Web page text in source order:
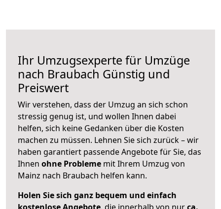
Ihr Umzugsexperte für Umzüge
nach Braubach Günstig und
Preiswert
Wir verstehen, dass der Umzug an sich schon
stressig genug ist, und wollen Ihnen dabei
helfen, sich keine Gedanken über die Kosten
machen zu müssen. Lehnen Sie sich zurück – wir
haben garantiert passende Angebote für Sie, das
Ihnen ohne Probleme mit Ihrem Umzug von
Mainz nach Braubach helfen kann.
Holen Sie sich ganz bequem und einfach